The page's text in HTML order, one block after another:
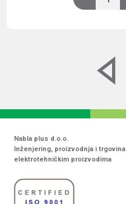
Nabla plus d.o.o.
Inženjering, proizvodnja i trgovina
elektrotehničkim proizvodima